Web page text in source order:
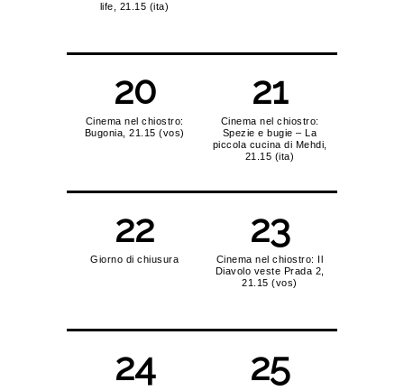
life, 21.15 (ita)
20
Cinema nel chiostro:
Bugonia, 21.15 (vos)
21
Cinema nel chiostro:
Spezie e bugie – La
piccola cucina di Mehdi,
21.15 (ita)
22
Giorno di chiusura
23
Cinema nel chiostro: Il
Diavolo veste Prada 2,
21.15 (vos)
24 25